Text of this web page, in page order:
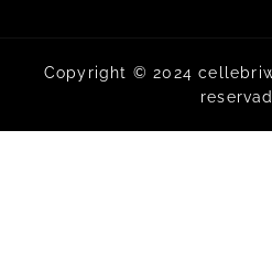
Copyright © 2024